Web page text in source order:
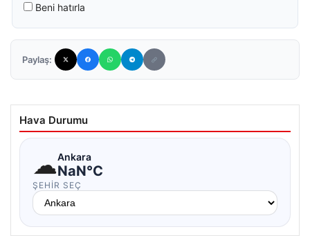
Beni hatırla
Paylaş:
Hava Durumu
☁Ankara
NaN°C
ŞEHIR SEÇ